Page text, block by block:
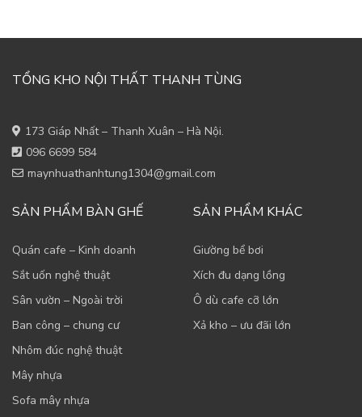
TỔNG KHO NỘI THẤT THANH TÙNG
173 Giáp Nhất – Thanh Xuân – Hà Nội.
096 6699 584
maynhuathanhtung1304@gmail.com
SẢN PHẨM BÀN GHẾ
Quán cafe – Kinh doanh
Sắt uốn nghệ thuật
Sân vườn – Ngoài trời
Ban công – chung cư
Nhôm đúc nghệ thuật
Mây nhựa
Sofa mây nhựa
SẢN PHẨM KHÁC
Giường bể bơi
Xích đu dạng lồng
Ô dù cafe cỡ lớn
Xả kho – ưu đãi lớn